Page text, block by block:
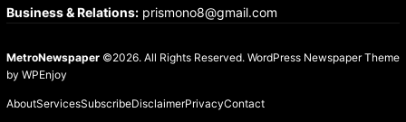
Business & Relations:prismono8@gmail.com
MetroNewspaper©2026. All Rights Reserved. WordPress Newspaper Theme
by WPEnjoy
AboutServicesSubscribeDisclaimerPrivacyContact